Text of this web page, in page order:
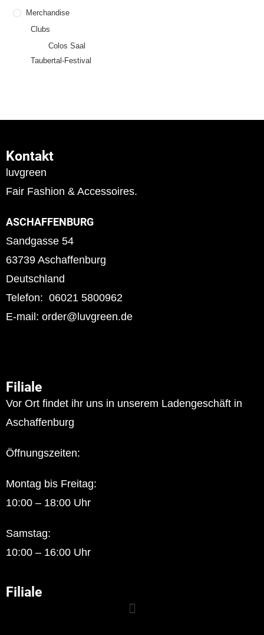
Merchandise
Clubs
Colos Saal
Taubertal-Festival
Kontakt
luvgreen
Fair Fashion & Accessoires.
ASCHAFFENBURG
Sandgasse 54
63739 Aschaffenburg
Deutschland
Telefon: 06021 5800962
E-mail: order@luvgreen.de
Filiale
Vor Ort findet ihr uns in unserem Ladengeschäft in
Aschaffenburg
Öffnungszeiten:
Montag bis Freitag:
10:00 – 18:00 Uhr
Samstag:
10:00 – 16:00 Uhr
Filiale